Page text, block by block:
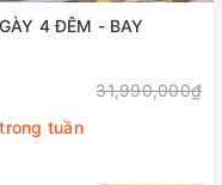
4 ĐÊM - BAY
31,990,000₫
tuần